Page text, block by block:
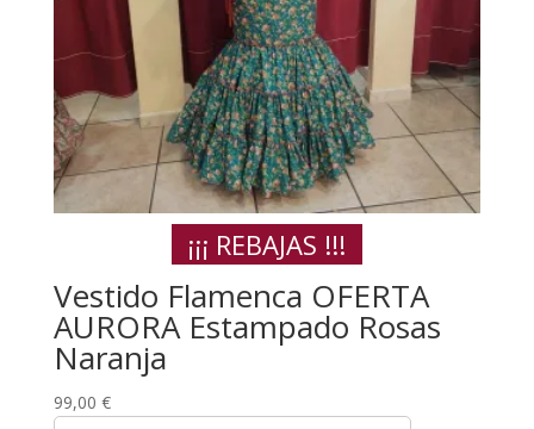
¡¡¡ REBAJAS !!!
Vestido Flamenca OFERTA
AURORA Estampado Rosas
Naranja
99,00 €